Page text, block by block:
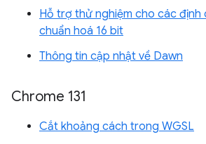
Hỗ trợ thử nghiệm cho các
chuẩn hoá 16 bit
Thông tin cập nhật về Dawn
Chrome 131
Cắt khoảng cách trong WGSL